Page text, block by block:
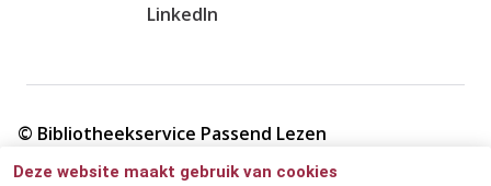
Deze website maakt gebruik van cookies
LinkedIn
© Bibliotheekservice Passend Lezen